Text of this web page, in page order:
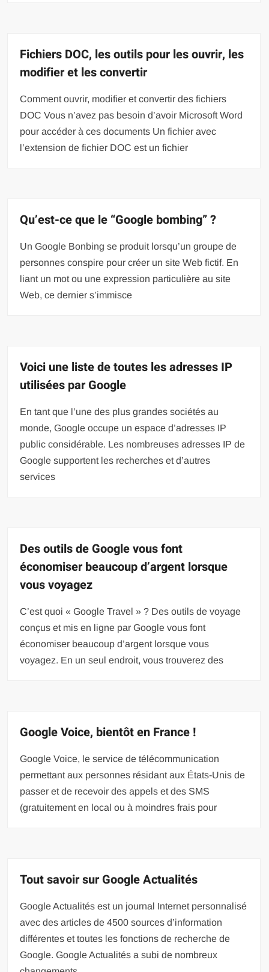
Fichiers DOC, les outils pour les ouvrir, les
modifier et les convertir
Comment ouvrir, modifier et convertir des fichiers
DOC Vous n’avez pas besoin d’avoir Microsoft Word
pour accéder à ces documents Un fichier avec
l’extension de fichier DOC est un fichier
Qu’est-ce que le “Google bombing” ?
Un Google Bonbing se produit lorsqu’un groupe de
personnes conspire pour créer un site Web fictif. En
liant un mot ou une expression particulière au site
Web, ce dernier s’immisce
Voici une liste de toutes les adresses IP
utilisées par Google
En tant que l’une des plus grandes sociétés au
monde, Google occupe un espace d’adresses IP
public considérable. Les nombreuses adresses IP de
Google supportent les recherches et d’autres
services
Des outils de Google vous font
économiser beaucoup d’argent lorsque
vous voyagez
C’est quoi « Google Travel » ? Des outils de voyage
conçus et mis en ligne par Google vous font
économiser beaucoup d’argent lorsque vous
voyagez. En un seul endroit, vous trouverez des
Google Voice, bientôt en France !
Google Voice, le service de télécommunication
permettant aux personnes résidant aux États-Unis de
passer et de recevoir des appels et des SMS
(gratuitement en local ou à moindres frais pour
Tout savoir sur Google Actualités
Google Actualités est un journal Internet personnalisé
avec des articles de 4500 sources d’information
différentes et toutes les fonctions de recherche de
Google. Google Actualités a subi de nombreux